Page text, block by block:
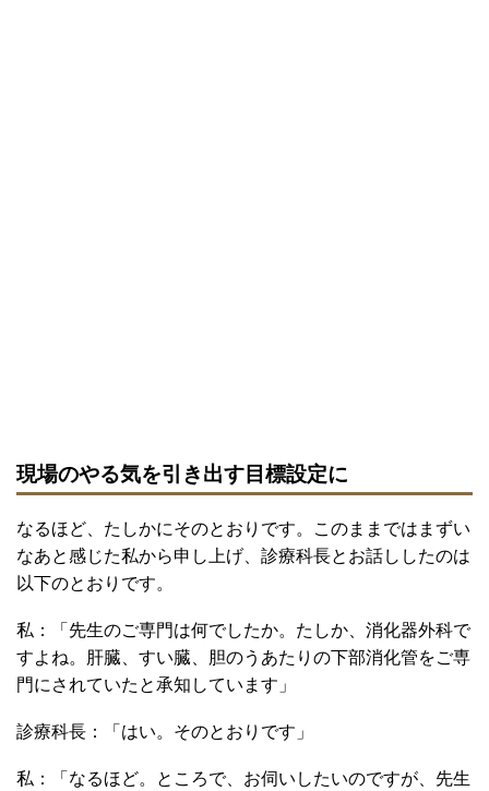
現場のやる気を引き出す目標設定に
なるほど、たしかにそのとおりです。このままではまずい
なあと感じた私から申し上げ、診療科長とお話ししたのは
以下のとおりです。
私：「先生のご専門は何でしたか。たしか、消化器外科で
すよね。肝臓、すい臓、胆のうあたりの下部消化管をご専
門にされていたと承知しています」
診療科長：「はい。そのとおりです」
私：「なるほど。ところで、お伺いしたいのですが、先生